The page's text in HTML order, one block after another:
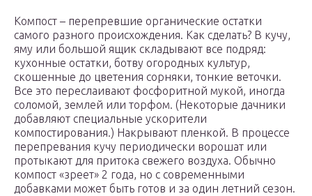
Компост – перепревшие органические остатки
самого разного происхождения. Как сделать? В кучу,
яму или большой ящик складывают все подряд:
кухонные остатки, ботву огородных культур,
скошенные до цветения сорняки, тонкие веточки.
Все это переслаивают фосфоритной мукой, иногда
соломой, землей или торфом. (Некоторые дачники
добавляют специальные ускорители
компостирования.) Накрывают пленкой. В процессе
перепревания кучу периодически ворошат или
протыкают для притока свежего воздуха. Обычно
компост «зреет» 2 года, но с современными
добавками может быть готов и за один летний сезон.